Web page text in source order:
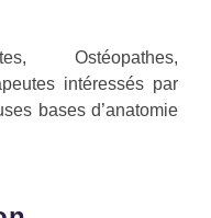
Ostéopathes,
intéressés par
bases d’anatomie